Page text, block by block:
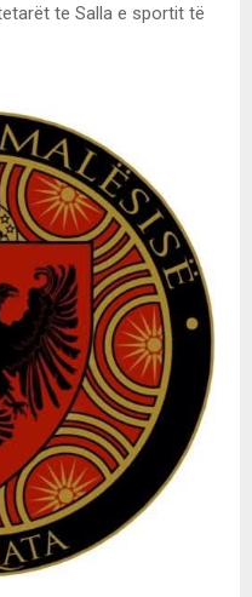
te Salla e sportit të